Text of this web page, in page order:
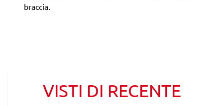
braccia.
VISTI DI RECENTE